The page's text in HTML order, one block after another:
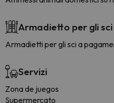
Armadietto per gli sci
Armadietti per gli sci a
Servizi
Zona de juegos
Supermercato